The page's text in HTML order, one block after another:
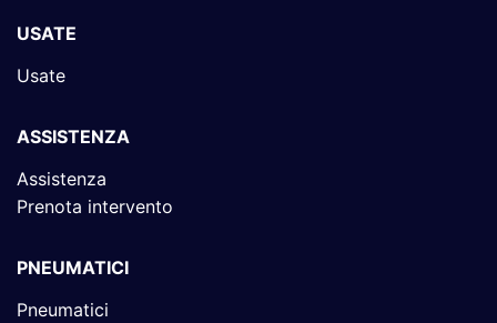
USATE
Usate
ASSISTENZA
Assistenza
Prenota intervento
PNEUMATICI
Pneumatici